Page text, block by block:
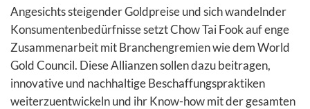
Angesichts steigender Goldpreise und sich wandelnder
Konsumentenbedürfnisse setzt Chow Tai Fook auf enge
Zusammenarbeit mit Branchengremien wie dem World
Gold Council. Diese Allianzen sollen dazu beitragen,
innovative und nachhaltige Beschaffungspraktiken
weiterzuentwickeln und ihr Know-how mit der gesamten